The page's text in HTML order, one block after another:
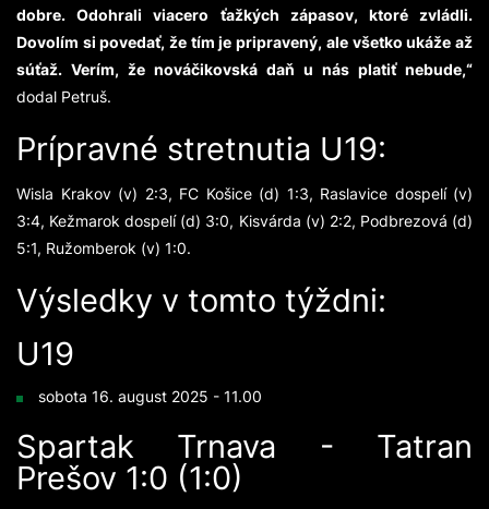
dobre. Odohrali viacero ťažkých zápasov, ktoré zvládli.
Dovolím si povedať, že tím je pripravený, ale všetko ukáže až
súťaž. Verím, že nováčikovská daň u nás platiť nebude,“
dodal Petruš.
Prípravné stretnutia U19:
Wisla Krakov (v) 2:3, FC Košice (d) 1:3, Raslavice dospelí (v)
3:4, Kežmarok dospelí (d) 3:0, Kisvárda (v) 2:2, Podbrezová (d)
5:1, Ružomberok (v) 1:0.
Výsledky v tomto týždni:
U19
sobota 16. august 2025 - 11.00
Spartak Trnava - Tatran
Prešov 1:0 (1:0)